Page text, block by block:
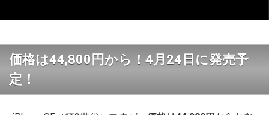
価格は44,800円から！4月24日に発売予
定！